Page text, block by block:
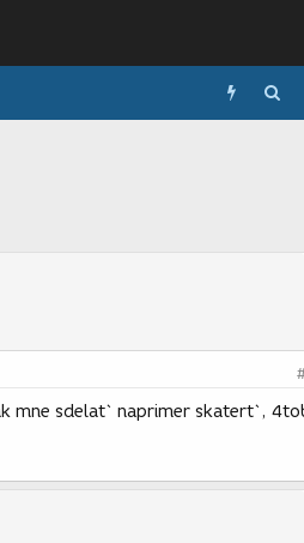
mne sdelat` naprimer skatert`,